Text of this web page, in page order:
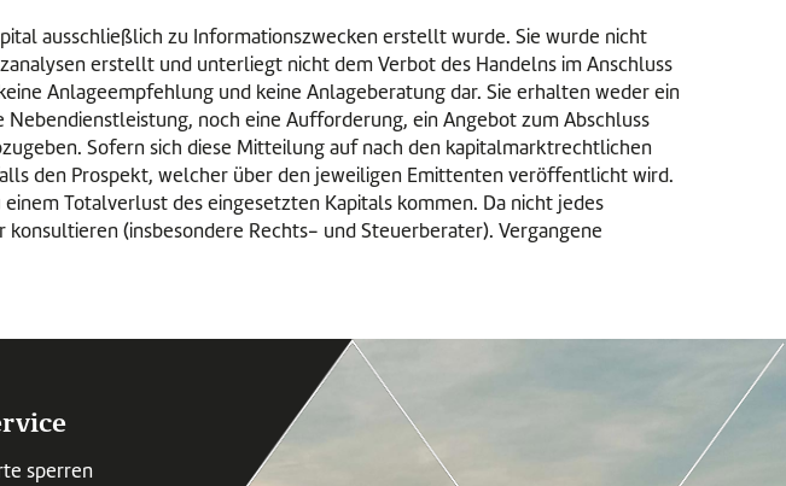
ausschließlich zu Informationszwecken erstellt wurde. Sie wurde nicht
erstellt und unterliegt nicht dem Verbot des Handelns im Anschluss
Anlageempfehlung und keine Anlageberatung dar. Sie erhalten weder ein
noch eine Aufforderung, ein Angebot zum Abschluss
Sofern sich diese Mitteilung auf nach den kapitalmarktrechtlichen
den Prospekt, welcher über den jeweiligen Emittenten veröffentlicht wird.
Totalverlust des eingesetzten Kapitals kommen. Da nicht jedes
(insbesondere Rechts- und Steuerberater). Vergangene
sperren